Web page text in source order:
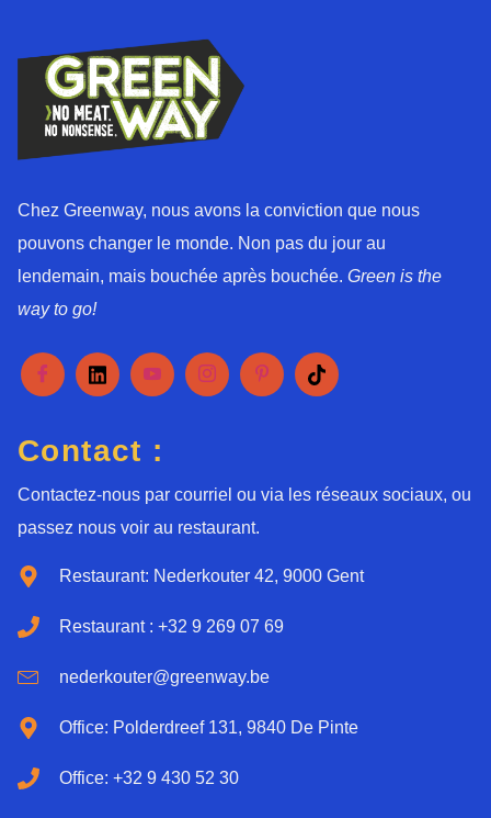
Chez Greenway, nous avons la conviction que nous
pouvons changer le monde. Non pas du jour au
lendemain, mais bouchée après bouchée. Green is the
way to go!
Contact :
Contactez-nous par courriel ou via les réseaux sociaux, ou
passez nous voir au restaurant.
Restaurant: Nederkouter 42, 9000 Gent
Restaurant : +32 9 269 07 69
nederkouter@greenway.be
Office: Polderdreef 131, 9840 De Pinte
Office: +32 9 430 52 30